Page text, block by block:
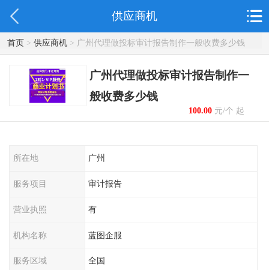
供应商机
首页> 供应商机> 广州代理做投标审计报告制作一般收费多少钱
广州代理做投标审计报告制作一
般收费多少钱
100.00元/个 起
所在地 广州
服务项目 审计报告
营业执照 有
机构名称 蓝图企服
服务区域 全国